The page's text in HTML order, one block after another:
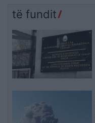
të fundit